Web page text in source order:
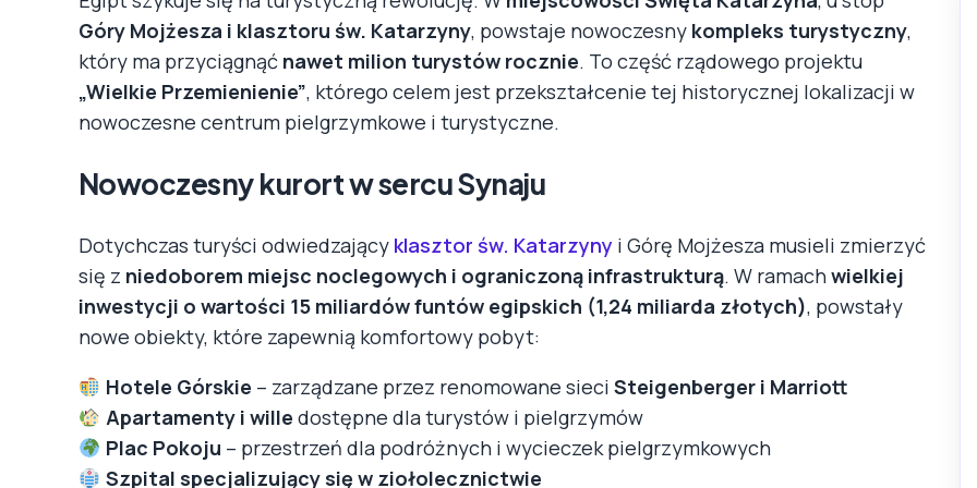
Góry Mojżesza i klasztoru św. Katarzyny, powstaje nowoczesny kompleks turystyczny,
który ma przyciągnąć nawet milion turystów rocznie. To część rządowego projektu
„Wielkie Przemienienie”, którego celem jest przekształcenie tej historycznej lokalizacji w
nowoczesne centrum pielgrzymkowe i turystyczne.
Nowoczesny kurort w sercu Synaju
Dotychczas turyści odwiedzający klasztor św. Katarzyny i Górę Mojżesza musieli zmierzyć
się z niedoborem miejsc noclegowych i ograniczoną infrastrukturą. W ramachwielkiej
inwestycji o wartości 15 miliardów funtów egipskich (1,24 miliarda złotych), powstały
nowe obiekty, które zapewnią komfortowy pobyt:
Hotele Górskie – zarządzane przez renomowane sieci Steigenberger i Marriott
Apartamenty i wille dostępne dla turystów i pielgrzymów
Plac Pokoju – przestrzeń dla podróżnych i wycieczek pielgrzymkowych
Szpital specjalizujący się w ziołolecznictwie